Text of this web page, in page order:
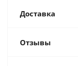
Доставка
Отзывы